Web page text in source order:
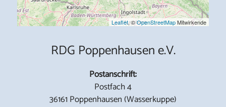
Leaflet, ©OpenStreetMapMitwirkende
RDG Poppenhausen e.V.
Postanschrift:
Postfach 4
36161 Poppenhausen (Wasserkuppe)